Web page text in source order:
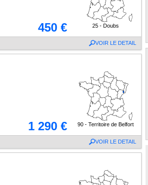
450 € 25 - Doubs
VOIR LE DETAIL
1 290 € 90 - Territoire de Belfort
VOIR LE DETAIL